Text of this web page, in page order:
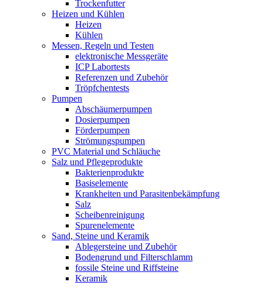
Trockenfutter
Heizen und Kühlen
Heizen
Kühlen
Messen, Regeln und Testen
elektronische Messgeräte
ICP Labortests
Referenzen und Zubehör
Tröpfchentests
Pumpen
Abschäumerpumpen
Dosierpumpen
Förderpumpen
Strömungspumpen
PVC Material und Schläuche
Salz und Pflegeprodukte
Bakterienprodukte
Basiselemente
Krankheiten und Parasitenbekämpfung
Salz
Scheibenreinigung
Spurenelemente
Sand, Steine und Keramik
Ablegersteine und Zubehör
Bodengrund und Filterschlamm
fossile Steine und Riffsteine
Keramik